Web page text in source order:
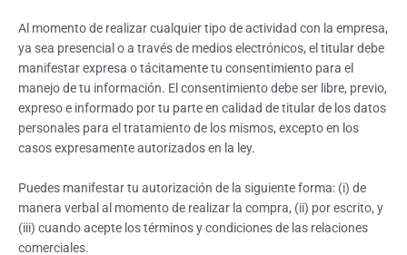
Al momento de realizar cualquier tipo de actividad con la empresa,
ya sea presencial o a través de medios electrónicos, el titular debe
manifestar expresa o tácitamente tu consentimiento para el
manejo de tu información. El consentimiento debe ser libre, previo,
expreso e informado por tu parte en calidad de titular de los datos
personales para el tratamiento de los mismos, excepto en los
casos expresamente autorizados en la ley.
Puedes manifestar tu autorización de la siguiente forma: (i) de
manera verbal al momento de realizar la compra, (ii) por escrito, y
(iii) cuando acepte los términos y condiciones de las relaciones
comerciales.